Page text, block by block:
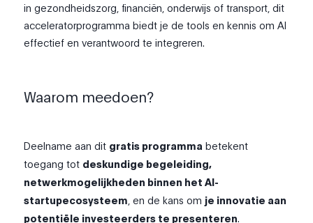
in gezondheidszorg, financiën, onderwijs of transport, dit
acceleratorprogramma biedt je de tools en kennis om AI
effectief en verantwoord te integreren.
Waarom meedoen?
Deelname aan dit gratis programma betekent
toegang tot deskundige begeleiding,
netwerkmogelijkheden binnen het AI-
startupecosysteem, en de kans om je innovatie aan
potentiële investeerders te presenteren.